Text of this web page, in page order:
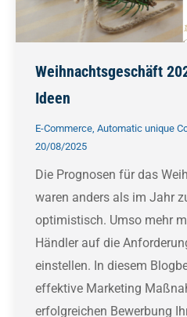
Weihnachtsgeschäft
Ideen
E-Commerce, Automatic unique
20/08/2025
Die Prognosen für das
waren anders als im Jahr
optimistisch. Umso mehr
Händler auf die
einstellen. In diesem
effektive Marketing
erfolgreichen Bewerbung